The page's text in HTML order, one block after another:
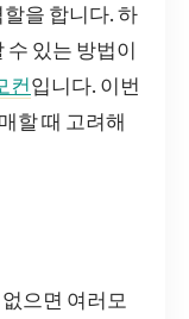
을 합니다. 하
수 있는 방법이
컨입니다. 이번
할 때 고려해
으면 여러모